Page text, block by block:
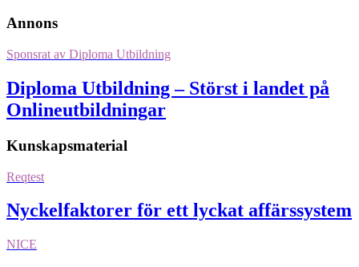
Annons
Sponsrat av Diploma Utbildning
Diploma Utbildning – Störst i landet på
Onlineutbildningar
Kunskapsmaterial
Reqtest
Nyckelfaktorer för ett lyckat affärssystem
NICE